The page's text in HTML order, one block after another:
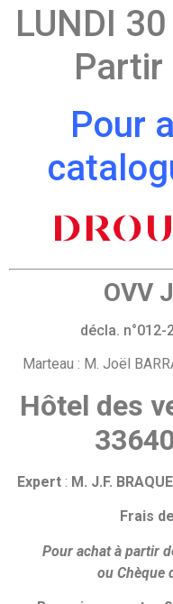
LUNDI
Partir
Pour
OVV
décla. n°012-
Marteau : M. Joël
Hôtel des
Expert: M. J.F.
Frais
Pour achat à partir
ou Chèque